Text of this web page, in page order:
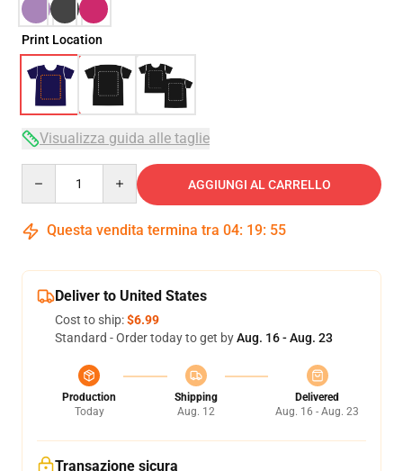
Print Location
Visualizza guida alle taglie
AGGIUNGI AL CARRELLO
Questa vendita termina tra 04: 19: 54
Deliver to United States
Cost to ship:$6.99
Standard - Order today to get byAug. 16 - Aug. 23
Production
Today
Shipping
Aug. 12
Delivered
Aug. 16 - Aug. 23
Transazione sicura